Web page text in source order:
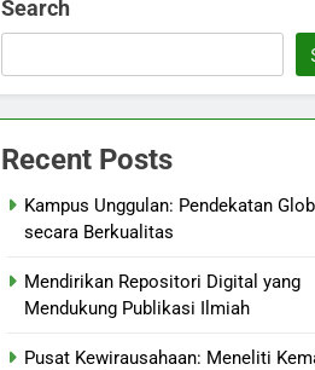
Search
Recent Posts
Kampus Unggulan: Pendekatan
secara Berkualitas
Mendirikan Repositori Digital yang
Mendukung Publikasi Ilmiah
Pusat Kewirausahaan: Meneliti